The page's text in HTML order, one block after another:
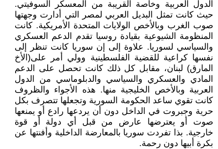
الدول العربية وخاصة القريبة من المعسكر السوفيتي.
حيث كانت تمثل البديل العربي لمصر التي أدارت وجهتها
صوب الغرب وبالأخص الولايات المتحدة الأمريكية. كانت
المنظومة الشيوعية بقيادة روسيا تقدم الدعم العسكري
والسياسي لسوريا. علاوة إلى إن سوريا كانت تنظر إلى
نفسها كراعية للقضية الفلسطينية وولي أمر على(الأخ
المارق) لبنان، مقابل كل ذلك كانت تحصل على الدعم
المادي والعسكري والسياسي والدبلوماسي من الدول
العربية وبالأخص الخليجية منها. هذه الأجواء والظروف
كانت تقوي ساعد الحكومة السورية وتجعلها تتصرف بكل
حرية وجبروت في الداخل دون أن يردعها رادع أو يمنعها
صوت أو يعترضها عارض من قبل أي دولة أو قوة
خارجية. بذا تفردت سوريا بالمعارضة الداخلية وأفنتها عن
بكرة أبيها دون رحمة.